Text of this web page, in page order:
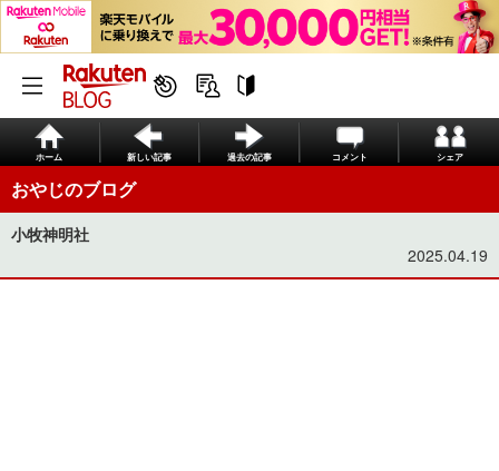
ホーム 新しい記事 過去の記事 コメント シェア
おやじのブログ
小牧神明社
2025.04.19